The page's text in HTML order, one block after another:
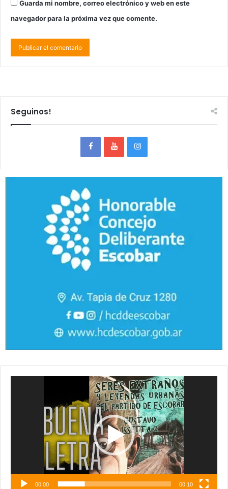
Guarda mi nombre, correo electrónico y web en este
navegador para la próxima vez que comente.
Seguinos!
00:00 00:10